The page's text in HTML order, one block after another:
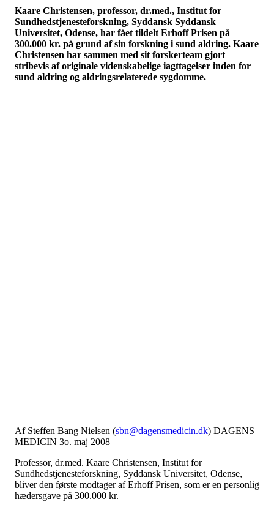
Kaare Christensen, professor, dr.med., Institut for
Sundhedstjenesteforskning, Syddansk Syddansk
Universitet, Odense, har fået tildelt Erhoff Prisen på
300.000 kr. på grund af sin forskning i sund aldring. Kaare
Christensen har sammen med sit forskerteam gjort
stribevis af originale videnskabelige iagttagelser inden for
sund aldring og aldringsrelaterede sygdomme.
Af Steffen Bang Nielsen (sbn@dagensmedicin.dk) DAGENS
MEDICIN 3o. maj 2008
Professor, dr.med. Kaare Christensen, Institut for
Sundhedstjenesteforskning, Syddansk Universitet, Odense,
bliver den første modtager af Erhoff Prisen, som er en personlig
hædersgave på 300.000 kr.